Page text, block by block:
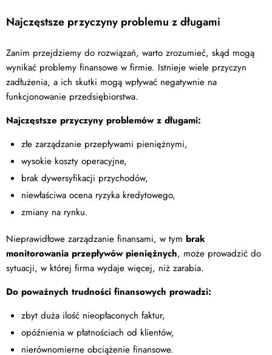
Najczęstsze przyczyny problemu z długami
Zanim przejdziemy do rozwiązań, warto zrozumieć, skąd mogą
wynikać problemy finansowe w firmie. Istnieje wiele przyczyn
zadłużenia, a ich skutki mogą wpływać negatywnie na
funkcjonowanie przedsiębiorstwa.
Najczęstsze przyczyny problemów z długami:
złe zarządzanie przepływami pieniężnymi,
wysokie koszty operacyjne,
brak dywersyfikacji przychodów,
niewłaściwa ocena ryzyka kredytowego,
zmiany na rynku.
Nieprawidłowe zarządzanie finansami, w tym brak
monitorowania przepływów pieniężnych, może prowadzić do
sytuacji, w której firma wydaje więcej, niż zarabia.
Do poważnych trudności finansowych prowadzi:
zbyt duża ilość nieopłaconych faktur,
opóźnienia w płatnościach od klientów,
nierównomierne obciążenie finansowe.